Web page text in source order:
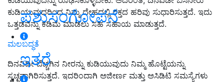
ಪಶುಸಂಗೋಪನೆ
ಇತರೆ
ಕುಡಿಯುವುದರಿಂದ ನಿಮ್ಮ ದೇಹದಲ್ಲಿ ರಕ್ತದ ಹರಿವು ಸುಧಾರಿಸುತ್ತದೆ. ಇದು
ಒತ್ತಡವನ್ನು ಕಡಿಮೆ ಮಾಡಲು ಸಹ ಸಹಾಯ ಮಾಡುತ್ತದೆ.
ಮಲಬದ್ಧತೆ
ದಿನವಿಡೀ ಬೆಚ್ಚಗಿನ ನೀರನ್ನು ಕುಡಿಯುವುದು ನಿಮ್ಮ ಹೊಟ್ಟೆಯನ್ನು
ಸ್ವಚ್ಛವಾಗಿರಿಸುತ್ತದೆ. ಇದರಿಂದಾಗಿ ಅಜೀರ್ಣ ಮತ್ತು ಅಸಿಡಿಟಿ ಸಮಸ್ಯೆಗಳು